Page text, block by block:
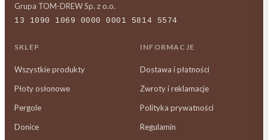
Grupa TOM-DREW Sp. z o.o.
13 1090 1069 0000 0001 5814 5574
SKLEP
Wszystkie produkty
Płoty osłonowe
Pergole
Donice
INFORMACJE
Dostawa i płatności
Zwroty i reklamacje
Polityka prywatności
Regulamin